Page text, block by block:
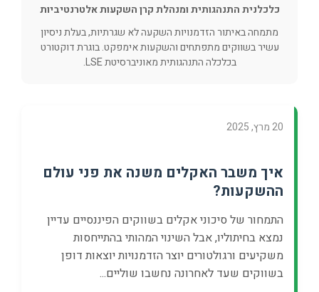
כלכלנית התנהגותית ומנהלת קרן השקעות אלטרנטיביות
מתמחה באיתור הזדמנויות השקעה לא שגרתיות, בעלת ניסיון
עשיר בשווקים מתפתחים והשקעות אימפקט. בוגרת דוקטורט
בכלכלה התנהגותית מאוניברסיטת LSE.
20 מרץ, 2025
איך משבר האקלים משנה את פני עולם
ההשקעות?
התמחור של סיכוני אקלים בשווקים הפיננסיים עדיין
נמצא בחיתוליו, אבל השינוי המהותי בהתייחסות
משקיעים ורגולטורים יוצר הזדמנויות יוצאות דופן
בשווקים שעד לאחרונה נחשבו שוליים...